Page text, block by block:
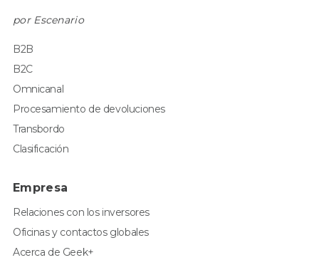
por Escenario
B2B
B2C
Omnicanal
Procesamiento de devoluciones
Transbordo
Clasificación
Empresa
Relaciones con los inversores
Oficinas y contactos globales
Acerca de Geek+